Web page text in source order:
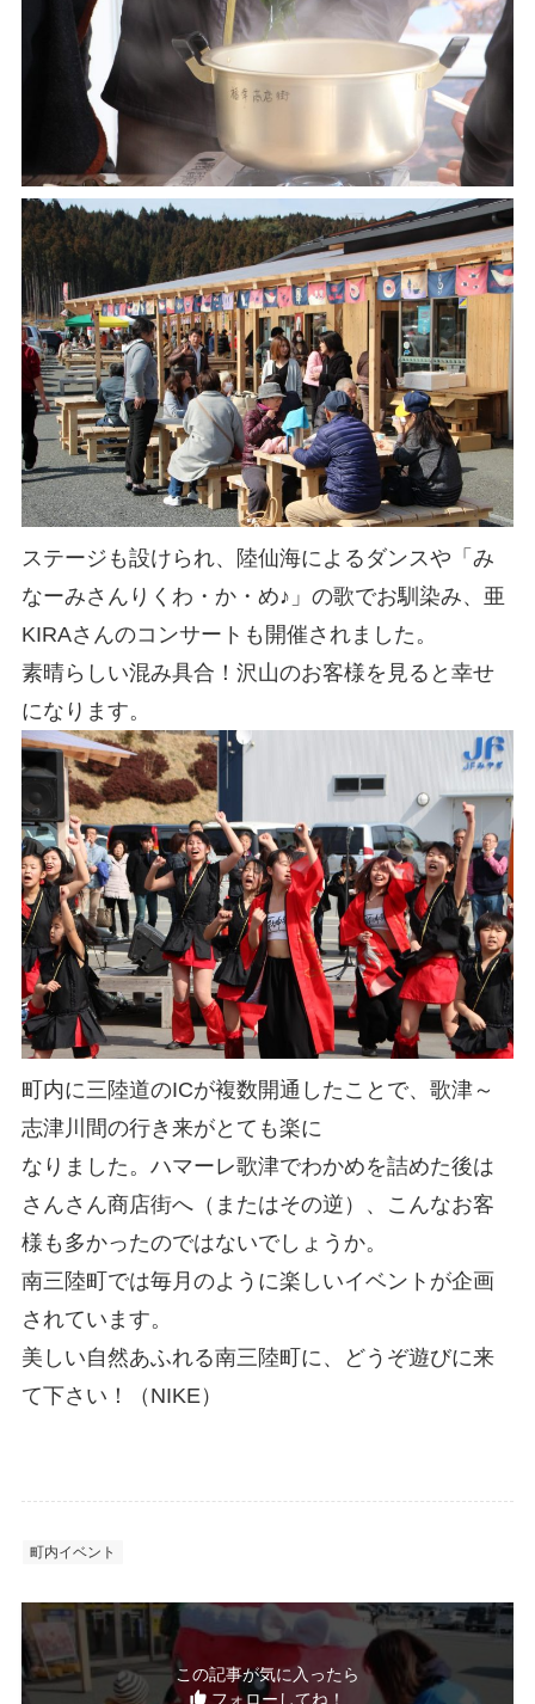
ステージも設けられ、陸仙海によるダンスや「み
なーみさんりくわ・か・め♪」の歌でお馴染み、 亜
KIRAさんのコンサートも開催されました。
素晴らしい混み具合！沢山のお客様を見ると幸せ
になります。
町内に三陸道のICが複数開通したことで、歌津～
志津川間の行き来がとても楽に
なりました。ハマーレ歌津でわかめを詰めた後は
さんさん商店街へ（またはその逆）、こんなお客
様も多かったのではないでしょうか。
南三陸町では毎月のように楽しいイベントが企画
されています。
美しい自然あふれる南三陸町に、どうぞ遊びに来
て下さい！（NIKE）
町内イベント
この記事が気に入ったら
フォローしてね！